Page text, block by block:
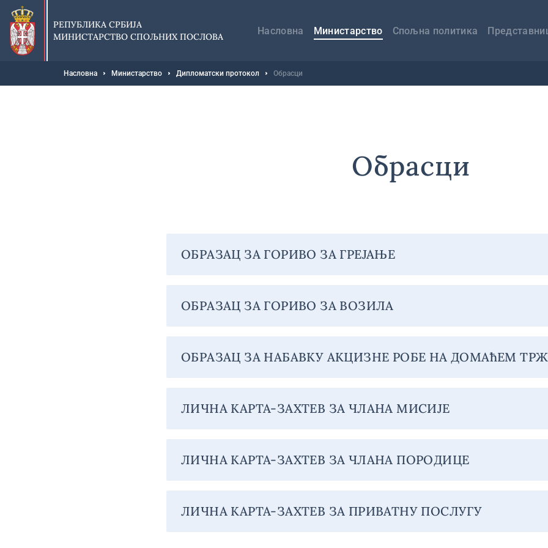
Прескочи
главни
део
садржаја
РЕПУБЛИКА СРБИЈА
МИНИСТАРСТВО СПОЉНИХ ПОСЛОВА
навигација
Насловна Министарство Спољна политика
Мрвице
Насловна Министарство Дипломатски протокол Обрасци
Обрасци
ОБРАЗАЦ ЗА ГОРИВО ЗА ГРЕЈАЊЕ
ОБРАЗАЦ ЗА ГОРИВО ЗА ВОЗИЛА
ОБРАЗАЦ ЗА НАБАВКУ АКЦИЗНЕ РОБЕ НА ДОМАћЕМ
ЛИЧНА КАРТА-ЗАХТЕВ ЗА ЧЛАНА МИСИЈЕ
ЛИЧНА КАРТА-ЗАХТЕВ ЗА ЧЛАНА ПОРОДИЦЕ
ЛИЧНА КАРТА-ЗАХТЕВ ЗА ПРИВАТНУ ПОСЛУГУ